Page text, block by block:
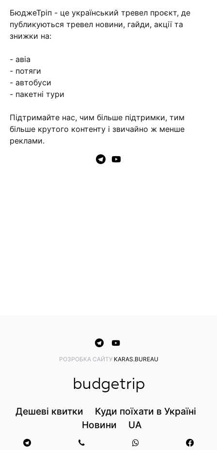
БюджеТріп - це український тревел проєкт, де
публикуються тревел новини, гайди, акції та
знижки на:
- авіа
- потяги
- автобуси
- пакетні тури
Підтримайте нас, чим більше підтримки, тим
більше крутого контенту і звичайно ж менше
реклами.
PОЗРОБКА САЙТУ KARAS.BUREAU
Дешеві квитки
Куди поїхати в Україні
Новини
UA